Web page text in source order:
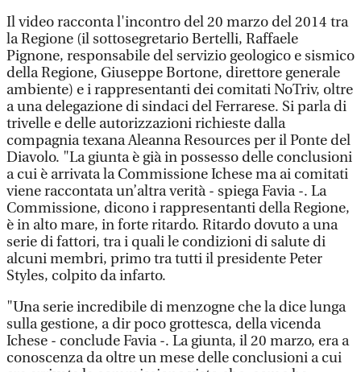
Il video racconta l'incontro del 20 marzo del 2014 tra
la Regione (il sottosegretario Bertelli, Raffaele
Pignone, responsabile del servizio geologico e sismico
della Regione, Giuseppe Bortone, direttore generale
ambiente) e i rappresentanti dei comitati NoTriv, oltre
a una delegazione di sindaci del Ferrarese. Si parla di
trivelle e delle autorizzazioni richieste dalla
compagnia texana Aleanna Resources per il Ponte del
Diavolo. "La giunta è già in possesso delle conclusioni
a cui è arrivata la Commissione Ichese ma ai comitati
viene raccontata un’altra verità - spiega Favia -. La
Commissione, dicono i rappresentanti della Regione,
è in alto mare, in forte ritardo. Ritardo dovuto a una
serie di fattori, tra i quali le condizioni di salute di
alcuni membri, primo tra tutti il presidente Peter
Styles, colpito da infarto.
"Una serie incredibile di menzogne che la dice lunga
sulla gestione, a dir poco grottesca, della vicenda
Ichese - conclude Favia -. La giunta, il 20 marzo, era a
conoscenza da oltre un mese delle conclusioni a cui